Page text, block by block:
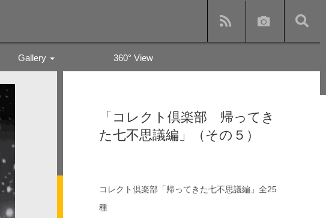
Gallery
Trading Figure
Tamiya Miritary
色鉛筆の風景
kyoto city bus and subway
360° View
「コレクト倶楽部 帰ってき
た七不思議編」（その５）
コレクト倶楽部「帰ってきた七不思議編」全25
種